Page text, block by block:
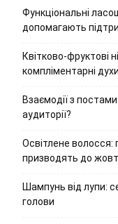
Функціональні
допомагають
Квітково-фруктові
компліментарні
Взаємодії з
аудиторії?
Освітлене волосся:
призводять до
Шампунь від лупи:
голови